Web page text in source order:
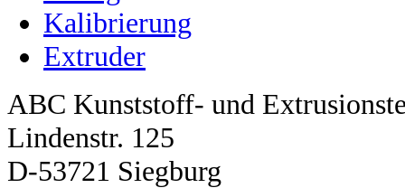
Kalibrierung
Extruder
ABC Kunststoff- und
Lindenstr. 125
D-53721 Siegburg